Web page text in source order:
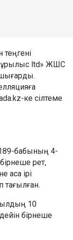
ltd» ЖШС
шығарды.
ке сілтеме
бабының 4-
рет,
аса ірі
10
бірнеше